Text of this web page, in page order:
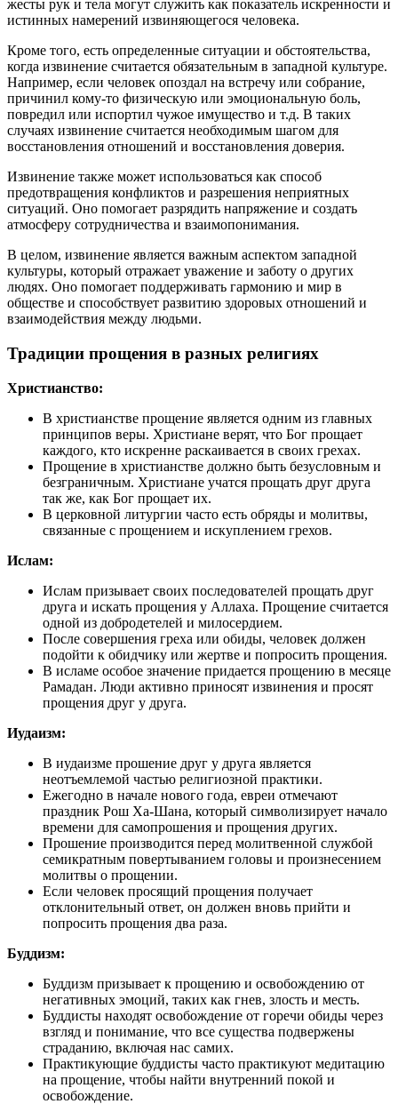
жесты рук и тела могут служить как показатель искренности и
истинных намерений извиняющегося человека.
Кроме того, есть определенные ситуации и обстоятельства,
когда извинение считается обязательным в западной культуре.
Например, если человек опоздал на встречу или собрание,
причинил кому-то физическую или эмоциональную боль,
повредил или испортил чужое имущество и т.д. В таких
случаях извинение считается необходимым шагом для
восстановления отношений и восстановления доверия.
Извинение также может использоваться как способ
предотвращения конфликтов и разрешения неприятных
ситуаций. Оно помогает разрядить напряжение и создать
атмосферу сотрудничества и взаимопонимания.
В целом, извинение является важным аспектом западной
культуры, который отражает уважение и заботу о других
людях. Оно помогает поддерживать гармонию и мир в
обществе и способствует развитию здоровых отношений и
взаимодействия между людьми.
Традиции прощения в разных религиях
Христианство:
В христианстве прощение является одним из главных
принципов веры. Христиане верят, что Бог прощает
каждого, кто искренне раскаивается в своих грехах.
Прощение в христианстве должно быть безусловным и
безграничным. Христиане учатся прощать друг друга
так же, как Бог прощает их.
В церковной литургии часто есть обряды и молитвы,
связанные с прощением и искуплением грехов.
Ислам:
Ислам призывает своих последователей прощать друг
друга и искать прощения у Аллаха. Прощение считается
одной из добродетелей и милосердием.
После совершения греха или обиды, человек должен
подойти к обидчику или жертве и попросить прощения.
В исламе особое значение придается прощению в месяце
Рамадан. Люди активно приносят извинения и просят
прощения друг у друга.
Иудаизм:
В иудаизме прошение друг у друга является
неотъемлемой частью религиозной практики.
Ежегодно в начале нового года, евреи отмечают
праздник Рош Ха-Шана, который символизирует начало
времени для самопрошения и прощения других.
Прошение производится перед молитвенной службой
семикратным повертыванием головы и произнесением
молитвы о прощении.
Если человек просящий прощения получает
отклонительный ответ, он должен вновь прийти и
попросить прощения два раза.
Буддизм:
Буддизм призывает к прощению и освобождению от
негативных эмоций, таких как гнев, злость и месть.
Буддисты находят освобождение от горечи обиды через
взгляд и понимание, что все существа подвержены
страданию, включая нас самих.
Практикующие буддисты часто практикуют медитацию
на прощение, чтобы найти внутренний покой и
освобождение.